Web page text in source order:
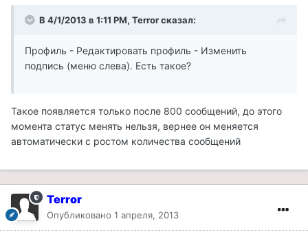
В 4/1/2013 в 1:11 PM, Terror сказал:
Профиль - Редактировать профиль - Изменить
подпись (меню слева). Есть такое?
Такое появляется только после 800 сообщений, до этого
момента статус менять нельзя, вернее он меняется
автоматически с ростом количества сообщений
Terror
Опубликовано 1 апреля, 2013